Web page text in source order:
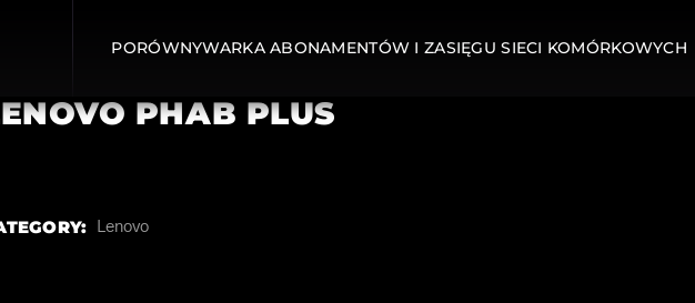
PORÓWNYWARKA ABONAMENTÓW I ZASIĘGU SIECI KOMÓRKOWYCH
PHAB PLUS
Lenovo